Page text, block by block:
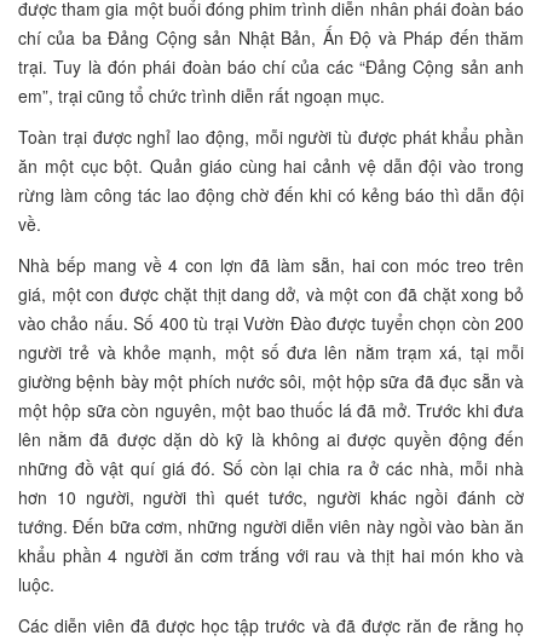
được tham gia một buổi đóng phim trình diễn nhân phái đoàn báo
chí của ba Đảng Cộng sản Nhật Bản, Ấn Độ và Pháp đến thăm
trại. Tuy là đón phái đoàn báo chí của các “Đảng Cộng sản anh
em”, trại cũng tổ chức trình diễn rất ngoạn mục.
Toàn trại được nghỉ lao động, mỗi người tù được phát khẩu phần
ăn một cục bột. Quản giáo cùng hai cảnh vệ dẫn đội vào trong
rừng làm công tác lao động chờ đến khi có kẻng báo thì dẫn đội
về.
Nhà bếp mang về 4 con lợn đã làm sẵn, hai con móc treo trên
giá, một con được chặt thịt dang dở, và một con đã chặt xong bỏ
vào chảo nấu. Số 400 tù trại Vườn Đào được tuyển chọn còn 200
người trẻ và khỏe mạnh, một số đưa lên nằm trạm xá, tại mỗi
giường bệnh bày một phích nước sôi, một hộp sữa đã đục sẵn và
một hộp sữa còn nguyên, một bao thuốc lá đã mở. Trước khi đưa
lên nằm đã được dặn dò kỹ là không ai được quyền động đến
những đồ vật quí giá đó. Số còn lại chia ra ở các nhà, mỗi nhà
hơn 10 người, người thì quét tước, người khác ngồi đánh cờ
tướng. Đến bữa cơm, những người diễn viên này ngồi vào bàn ăn
khẩu phần 4 người ăn cơm trắng với rau và thịt hai món kho và
luộc.
Các diễn viên đã được học tập trước và đã được răn đe rằng họ